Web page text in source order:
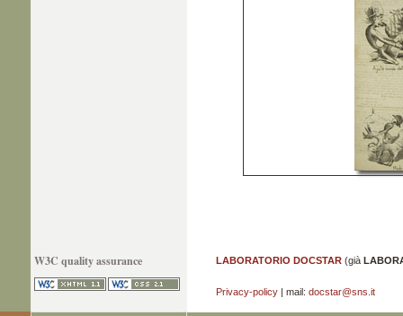
W3C quality assurance LABORATORIO DOCSTAR (già
Privacy-policy | mail: docstar@sns.it